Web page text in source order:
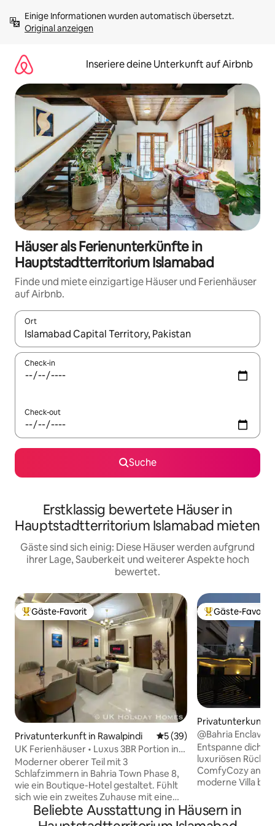
Inhalten
springenOriginal anzeigen
Inseriere deine Unterkunft auf Airbnb
Häuser als Ferienunterkünfte in
Hauptstadtterritorium Islamabad
Finde und miete einzigartige Häuser und Ferienhäuser
auf Airbnb.
Ort
Wenn Ergebnisse verfügbar sind, navigiere mit den
Check-in
Check-out
Suche
Erstklassig bewertete Häuser in
Hauptstadtterritorium Islamabad mieten
Gäste sind sich einig: Diese Häuser werden aufgrund
ihrer Lage, Sauberkeit und weiterer Aspekte hoch
bewertet.
Beliebter Gäste-Favorit.
Gäste-Favorit
Privatunterkunft in Rawalpindi Durchschnittliche
5 (39)
UK Ferienhäuser • Luxus 3BR Portion in
Bahria
Moderner oberer Teil mit 3
Schlafzimmern in Bahria Town Phase 8,
wie ein Boutique-Hotel gestaltet. Fühlt
sich wie ein zweites Zuhause mit einem
modernen Touch & 5 ⭐️ Hotelkomfort an.
🛌 Jedes Schlafzimmer verfügt über ein
Beliebter Gäste-
Gäste-Favorit
Privatunterkunft
@Bahria Enclave
Entspanne dich
luxuriösen
ComfyCozy
moderne Villa befindet
Während ein
in Bahria Enclave
Beliebte Ausstattung in Häusern in